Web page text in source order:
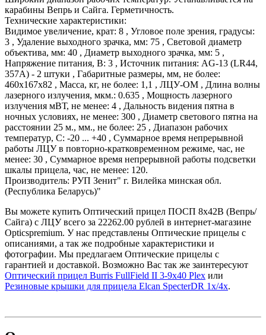
карабины Вепрь и Сайга. Герметичность.
Технические характеристики:
Видимое увеличение, крат: 8 , Угловое поле зрения, градусы:
3 , Удаление выходного зрачка, мм: 75 , Световой диаметр
объектива, мм: 40 , Диаметр выходного зрачка, мм: 5 ,
Напряжение питания, В: 3 , Источник питания: AG-13 (LR44,
357A) - 2 штуки , Габаритные размеры, мм, не более:
460x167x82 , Масса, кг, не более: 1,1 , ЛЦУ-ОМ , Длина волны
лазерного излучения, мкм.: 0.635 , Мощность лазерного
излучения мВТ, не менее: 4 , Дальность видения пятна в
ночных условиях, не менее: 300 , Диаметр светового пятна на
расстоянии 25 м., мм., не более: 25 , Диапазон рабочих
температур, С: -20 ... +40 , Суммарное время непрерывной
работы ЛЦУ в повторно-кратковременном режиме, час, не
менее: 30 , Суммарное время непрерывной работы подсветки
шкалы прицела, час, не менее: 120.
Производитель: РУП Зенит" г. Вилейка минская обл.
(Республика Беларусь)"
Вы можете купить Оптический прицел ПОСП 8х42В (Вепрь/
Сайга) с ЛЦУ всего за 22262.00 рублей в интернет-магазине
Opticspremium. У нас представлены Оптические прицелы с
описаниями, а так же подробные характеристики и
фотографии. Мы предлагаем Оптические прицелы с
гарантией и доставкой. Возможно Вас так же заинтересуют
Оптический прицел Burris FullField II 3-9x40 Plex или
Резиновые крышки для прицела Elcan SpecterDR 1х/4х.